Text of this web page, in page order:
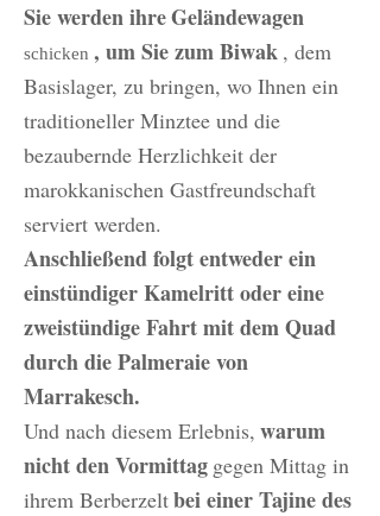
Sie werden ihreGeländewagen
schicken , um Sie zum Biwak , dem
Basislager, zu bringen, wo Ihnen ein
traditioneller Minztee und die
bezaubernde Herzlichkeit der
marokkanischen Gastfreundschaft
serviert werden.
Anschließend folgt entweder ein
einstündiger Kamelritt oder eine
zweistündige Fahrt mit dem Quad
durch die Palmeraie von
Marrakesch.
Und nach diesem Erlebnis, warum
nicht den Vormittag gegen Mittag in
ihrem Berberzeltbei einer Tajine des